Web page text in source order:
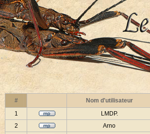
# Nom d'utilisateur
1
LMDP.
2
Arno